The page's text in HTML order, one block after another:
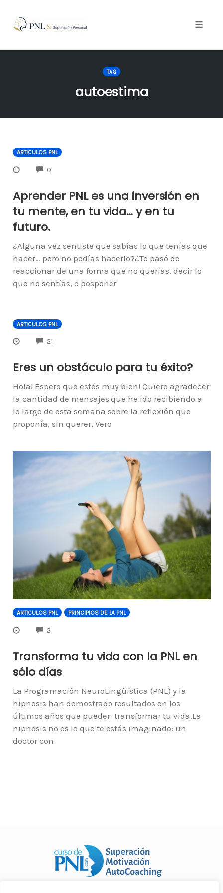
TAG
autoestima
ARTICULOS PNL
0
Aprender PNL es una inversión en
tu mente, en tu vida… y en tu
futuro.
¿Alguna vez sentiste que sabías lo que tenías que
hacer… pero no podías hacerlo?¿Te pasó de
reaccionar de una forma que no querías, decir lo
que no sentías, o posponer
ARTICULOS PNL
21
Eres un obstáculo para tu éxito?
Hola! Espero que estés muy bien! Quiero agradecer
la cantidad de mensajes que he ido recibiendo a
lo largo de esta semana sobre la reflexión que
proponía, sin querer, Vero
ARTICULOS PNL PRINCIPIOS DE LA PNL
2
Transforma tu vida con la PNL en
sólo días
La Programación NeuroLingüística (PNL) y la
hipnosis han demostrado resultados en los
últimos años que pueden transformar tu vida.La
hipnosis no es lo que te estás imaginado: un
doctor con